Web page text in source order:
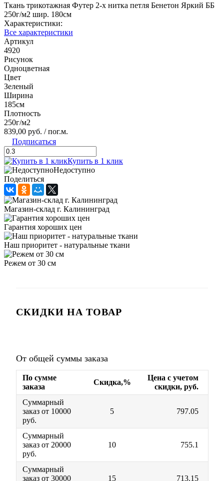
Ткань трикотажная Футер 2-х нитка петля Бенетон Яркий ББ
250г/м2 шир. 180см
Характеристики:
Все характеристики
Артикул
4920
Рисунок
Одноцветная
Цвет
Зеленый
Ширина
185см
Плотность
250г/м2
839,00 руб. / пог.м.
Подписаться
Купить в 1 клик
Недоступно
Поделиться
Магазин-склад г. Калининград
Гарантия хороших цен
Наш приоритет - натуральные ткани
Режем от 30 см
СКИДКИ НА ТОВАР
От общей суммы заказа
По сумме
заказа
Скидка,%
Цена с учетом
скидки, руб.
Суммарный
заказ от 10000
руб.
5 797.05
Суммарный
заказ от 20000
руб.
10 755.1
Суммарный
заказ от 30000
15 713.15